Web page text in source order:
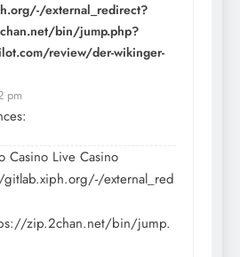
external_redirect?
bin/jump.php?
review/der-wikinger-
pm
Casino Live Casino
external_red
zip.2chan.net/bin/jump.